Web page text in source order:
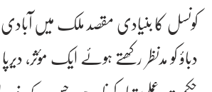
کونسل کا بنیادی مقصد ملک میں
دباؤ کو مدنظر رکھتے ہوئے ایک مؤثر،